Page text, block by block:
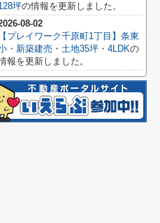
坪の情報を更新しました。
08-02
【プレイワーク千原町1丁目】条東
・新築建売・土地35坪・4LDKの
報を更新しました。